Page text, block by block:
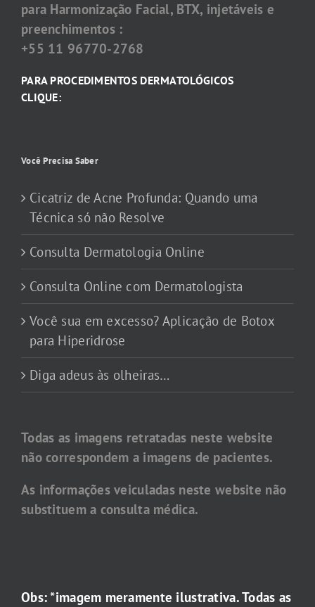
para Harmonização Facial, BTX, injetáveis e
preenchimentos :
+55 11 96770-2768
PARA PROCEDIMENTOS DERMATOLÓGICOS
CLIQUE:
Você Precisa Saber
Cicatriz de Acne Profunda: Quando uma
Técnica só não Resolve
Consulta Dermatologia Online
Consulta Online com Dermatologista
Você sua em excesso? Aplicação de Botox
para Hiperidrose
Diga adeus às olheiras…
Todas as imagens retratadas neste website
não correspondem a imagens de pacientes.
As informações veiculadas neste website não
substituem a consulta médica.
Obs: *imagem meramente ilustrativa. Todas as